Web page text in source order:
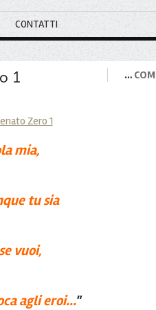
CONTATTI
1 … COM
mia,
tu sia
vuoi,
agli eroi..."